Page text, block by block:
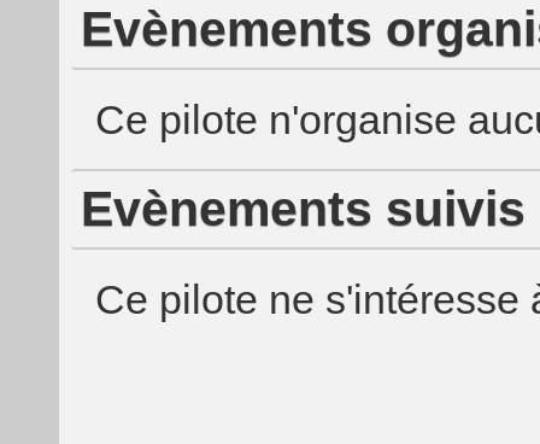
Evènements
Ce pilote n'organise
Evènements suivis
Ce pilote ne s'intéresse